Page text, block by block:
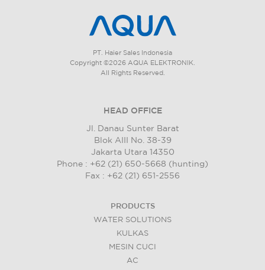
PT. Haier Sales Indonesia
Copyright ©2026 AQUA ELEKTRONIK.
All Rights Reserved.
HEAD OFFICE
Jl. Danau Sunter Barat
Blok AIII No. 38-39
Jakarta Utara 14350
Phone : +62 (21) 650-5668 (hunting)
Fax : +62 (21) 651-2556
PRODUCTS
WATER SOLUTIONS
KULKAS
MESIN CUCI
AC